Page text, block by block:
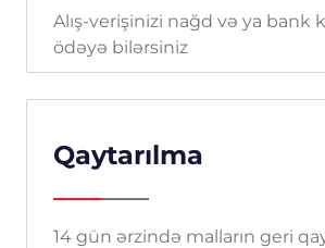
Alış-verişinizi nağd və ya bank
ödəyə bilərsiniz
Qaytarılma
14 gün ərzində malların geri